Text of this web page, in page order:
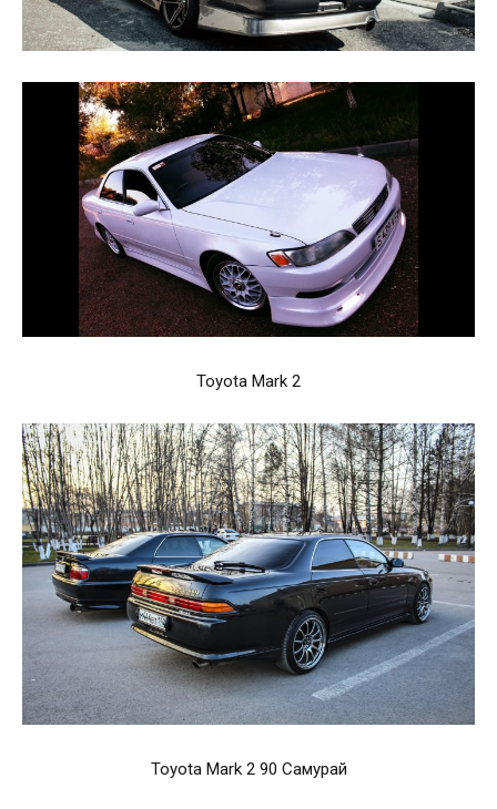
Toyota Mark 2
Toyota Mark 2 90 Самурай